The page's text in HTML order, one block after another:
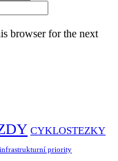
browser for the next
CYKLOSTEZKY
infrastrukturní priority